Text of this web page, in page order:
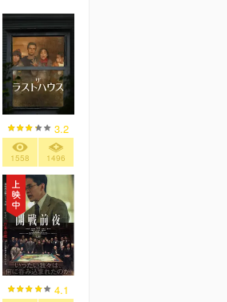
ーホルダー(ダース･ベイダー)
¥1,760
3.2
1558 1496
4.1